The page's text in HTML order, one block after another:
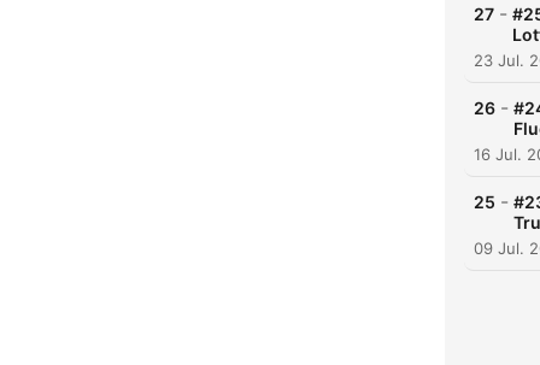
27 -
23 Jul.
26 -
16 Jul.
25 -
09 Jul.